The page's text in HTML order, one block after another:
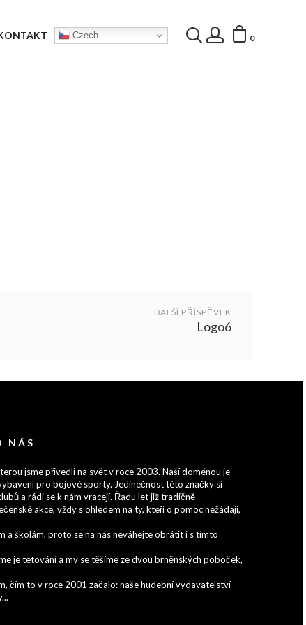
Czech 0
DALŠÍ PŘÍSPĚVEK
Logo6
NÁS
jsme přivedli na svět v roce 2003. Naší doménou je
pro bojové sporty. Jedinečnost této značky si
a rádi se k nám vracejí. Řadu let již tradičně
akce, vždy s ohledem na ty, kteří o pomoc nežádají,
a školám, proto se na nás neváhejte obrátit i s tímto
je tetování a my se těšíme ze dvou brněnských poboček,
čím to v roce 2001 začalo: naše hudební vydavatelství